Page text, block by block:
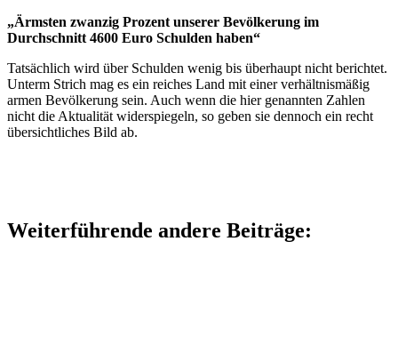
„Ärmsten zwanzig Prozent unserer Bevölkerung im
Durchschnitt 4600 Euro Schulden haben“
Tatsächlich wird über Schulden wenig bis überhaupt nicht berichtet.
Unterm Strich mag es ein reiches Land mit einer verhältnismäßig
armen Bevölkerung sein. Auch wenn die hier genannten Zahlen
nicht die Aktualität widerspiegeln, so geben sie dennoch ein recht
übersichtliches Bild ab.
Weiterführende andere Beiträge: